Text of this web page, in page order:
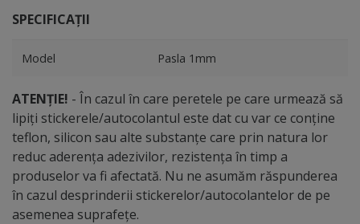
SPECIFICAȚII
Model Pasla 1mm
ATENȚIE! - În cazul în care peretele pe care urmează să
lipiți stickerele/autocolantul este dat cu var ce conține
teflon, silicon sau alte substanțe care prin natura lor
reduc aderența adezivilor, rezistența în timp a
produselor va fi afectată. Nu ne asumăm răspunderea
în cazul desprinderii stickerelor/autocolantelor de pe
asemenea suprafețe.